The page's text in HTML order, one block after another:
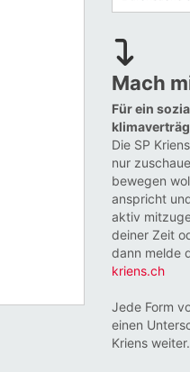
Mach
Für ein
Die SP
nur
bewegen
anspricht
aktiv
deiner Zeit
dann melde
kriens.ch
Jede Form
einen
Kriens weiter.